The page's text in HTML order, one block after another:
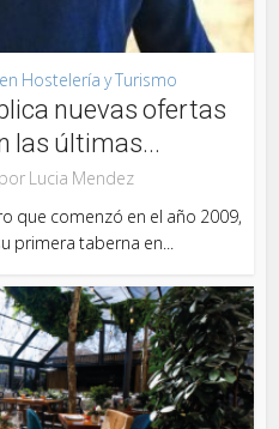
Hostelería y Turismo
nuevas ofertas
las últimas...
por Lucia Mendez
que comenzó en el año 2009,
primera taberna en...